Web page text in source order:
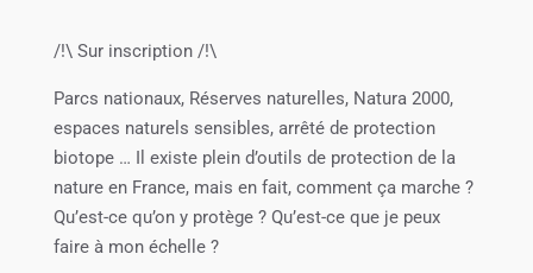
/!\ Sur inscription /!\
Parcs nationaux, Réserves naturelles, Natura 2000,
espaces naturels sensibles, arrêté de protection
biotope … Il existe plein d’outils de protection de la
nature en France, mais en fait, comment ça marche ?
Qu’est-ce qu’on y protège ? Qu’est-ce que je peux
faire à mon échelle ?